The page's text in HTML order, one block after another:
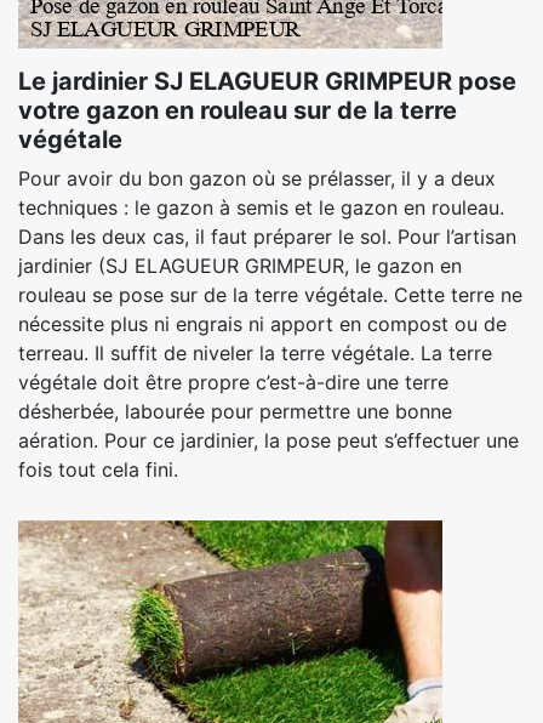
Le jardinier SJ ELAGUEUR GRIMPEUR pose
votre gazon en rouleau sur de la terre
végétale
Pour avoir du bon gazon où se prélasser, il y a deux
techniques : le gazon à semis et le gazon en rouleau.
Dans les deux cas, il faut préparer le sol. Pour l’artisan
jardinier (SJ ELAGUEUR GRIMPEUR, le gazon en
rouleau se pose sur de la terre végétale. Cette terre ne
nécessite plus ni engrais ni apport en compost ou de
terreau. Il suffit de niveler la terre végétale. La terre
végétale doit être propre c’est-à-dire une terre
désherbée, labourée pour permettre une bonne
aération. Pour ce jardinier, la pose peut s’effectuer une
fois tout cela fini.